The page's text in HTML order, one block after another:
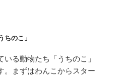
ちのこ」
る動物たち「うちのこ」
。まずはわんこからスター